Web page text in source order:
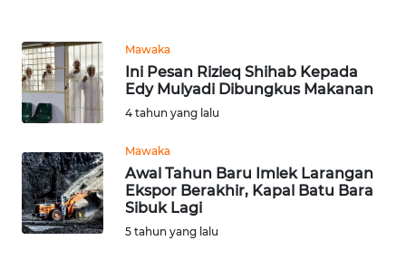
Mawaka
Ini Pesan Rizieq Shihab Kepada
Edy Mulyadi Dibungkus Makanan
4 tahun yang lalu
Mawaka
Awal Tahun Baru Imlek Larangan
Ekspor Berakhir, Kapal Batu Bara
Sibuk Lagi
5 tahun yang lalu
WN
GORONTALO
WN
SULUT
WN
MALUKU